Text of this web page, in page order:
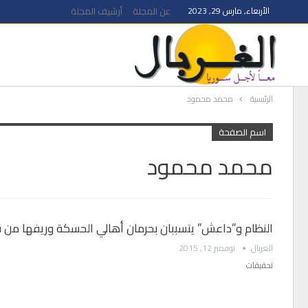
الأربعاء, مارس 29, 2023 عن المجلة أرشيف المجلة
الرئيسية محمد محمود
اسم الصفحة
محمد محمود
النظام و”داعش” يتسببان بحرمان أهالي الحسكة وريفها
الغربال
نوفمبر 12, 2015
تحقيقات